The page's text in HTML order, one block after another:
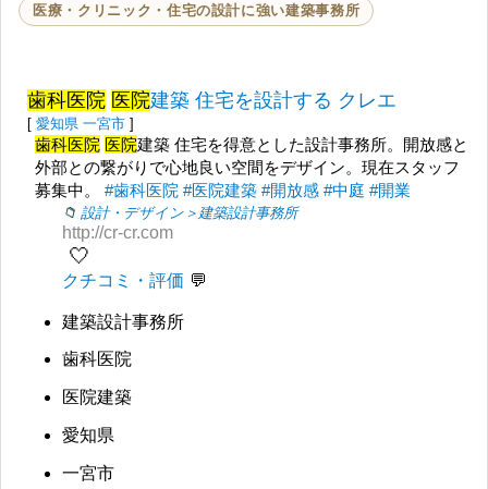
医療・クリニック・住宅の設計に強い建築事務所
歯科医院 医院建築 住宅を設計する クレエ
[ 愛知県 一宮市 ]
歯科医院 医院建築 住宅を得意とした設計事務所。開放感と
外部との繋がりで心地良い空間をデザイン。現在スタッフ
募集中。#歯科医院 #医院建築 #開放感 #中庭 #開業
設計・デザイン＞建築設計事務所
http://cr-cr.com
🤍
クチコミ・評価
建築設計事務所
歯科医院
医院建築
愛知県
一宮市